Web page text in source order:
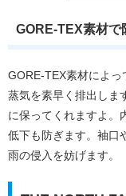
GORE-TEX素材で
GORE-TEX素材によ
蒸気を素早く排出しま
に保ってくれますよ。
低下も防ぎます。袖口
雨の侵入を妨げます。